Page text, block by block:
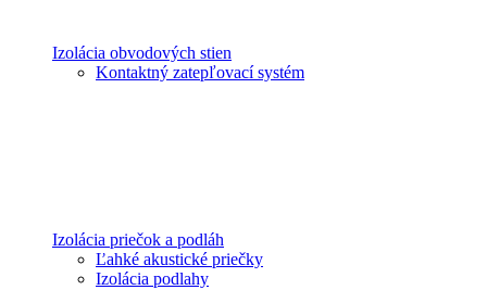
Izolácia obvodových stien
Kontaktný zatepľovací systém
Izolácia priečok a podláh
Ľahké akustické priečky
Izolácia podlahy